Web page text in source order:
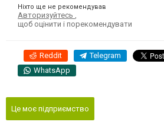
Ніхто ще не рекомендував
Авторизуйтесь
щоб оцінити і порекомендувати
Reddit Telegram
WhatsApp
Це моє підприємство